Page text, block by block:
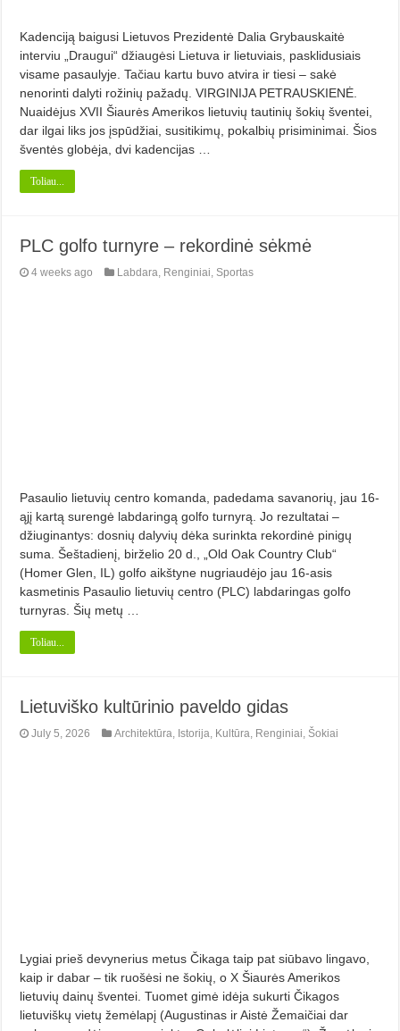
Kadenciją baigusi Lietuvos Prezidentė Dalia Grybauskaitė
interviu „Draugui“ džiaugėsi Lietuva ir lietuviais, pasklidusiais
visame pasaulyje. Tačiau kartu buvo atvira ir tiesi – sakė
nenorinti dalyti rožinių pažadų. VIRGINIJA PETRAUSKIENĖ.
Nuaidėjus XVII Šiaurės Amerikos lietuvių tautinių šokių šventei,
dar ilgai liks jos įspūdžiai, susitikimų, pokalbių prisiminimai. Šios
šventės globėja, dvi kadencijas …
Toliau...
PLC golfo turnyre – rekordinė sėkmė
4 weeks ago Labdara, Renginiai, Sportas
Pasaulio lietuvių centro komanda, padedama savanorių, jau 16-
ąjį kartą surengė labdaringą golfo turnyrą. Jo rezultatai –
džiuginantys: dosnių dalyvių dėka surinkta rekordinė pinigų
suma. Šeštadienį, birželio 20 d., „Old Oak Country Club“
(Homer Glen, IL) golfo aikštyne nugriaudėjo jau 16-asis
kasmetinis Pasaulio lietuvių centro (PLC) labdaringas golfo
turnyras. Šių metų …
Toliau...
Lietuviško kultūrinio paveldo gidas
July 5, 2026 Architektūra, Istorija, Kultūra, Renginiai, Šokiai
Lygiai prieš devynerius metus Čikaga taip pat siūbavo lingavo,
kaip ir dabar – tik ruošėsi ne šokių, o X Šiaurės Amerikos
lietuvių dainų šventei. Tuomet gimė idėja sukurti Čikagos
lietuviškų vietų žemėlapį (Augustinas ir Aistė Žemaičiai dar